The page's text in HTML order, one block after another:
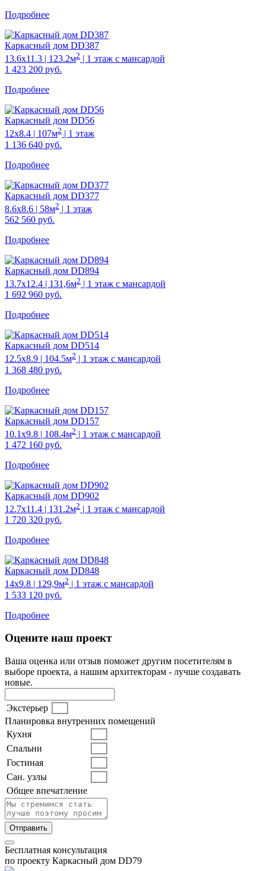
Подробнее
Каркасный дом DD387
13.6х11.3 | 123.2м2 | 1 этаж с мансардой
1 423 200 руб.
Подробнее
Каркасный дом DD56
12х8.4 | 107м2
| 1 этаж
1 136 640 руб.
Подробнее
Каркасный дом DD377
8.6х8.6 | 58м2 | 1 этаж
562 560 руб.
Подробнее
Каркасный дом DD894
13.7х12.4 | 131,6м2 | 1 этаж с мансардой
1 692 960 руб.
Подробнее
Каркасный дом DD514
12.5х8.9 | 104.5м2
| 1 этаж с мансардой
1 368 480 руб.
Подробнее
Каркасный дом DD157
10.1х9.8 | 108.4м2 | 1 этаж с мансардой
1 472 160 руб.
Подробнее
Каркасный дом DD902
12.7х11.4 | 131.2м2 | 1 этаж с мансардой
1 720 320 руб.
Подробнее
Каркасный дом DD848
14х9.8 | 129,9м2
| 1 этаж с мансардой
1 533 120 руб.
Подробнее
Оцените наш проект
Ваша оценка или отзыв поможет другим посетителям в
выборе проекта, а нашим архитекторам - лучше создавать
новые.
Экстерьер
Планировка внутренних помещений
Кухня
Спальни
Гостиная
Сан. узлы
Общее впечатление
Бесплатная консультация
по проекту Каркасный дом DD79